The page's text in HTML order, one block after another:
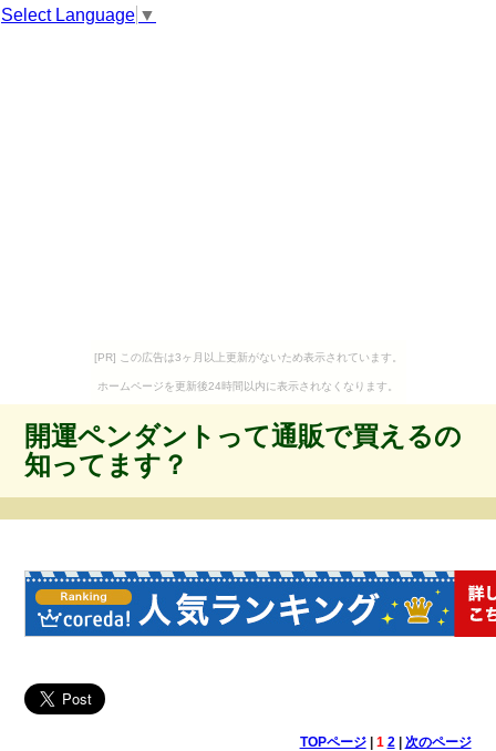
Select Language ▼
[PR] この広告は3ヶ月以上更新がないため表示されています。
ホームページを更新後24時間以内に表示されなくなります。
開運ペンダントって通販で買えるの
知ってます？
TOPページ| 1 2| 次のページ